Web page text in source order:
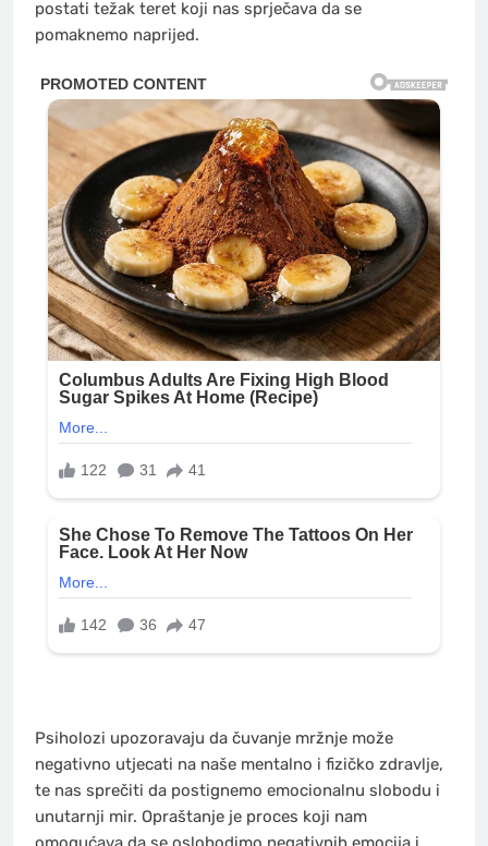
postati težak teret koji nas sprječava da se
pomaknemo naprijed.
Psiholozi upozoravaju da čuvanje mržnje može
negativno utjecati na naše mentalno i fizičko zdravlje,
te nas sprečiti da postignemo emocionalnu slobodu i
unutarnji mir. Opraštanje je proces koji nam